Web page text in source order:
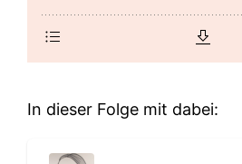
In dieser Folge mit dabei: